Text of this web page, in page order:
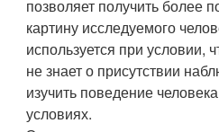
позволяет получить более
картину исследуемого
используется при условии,
не знает о присутствии
изучить поведение
условиях.